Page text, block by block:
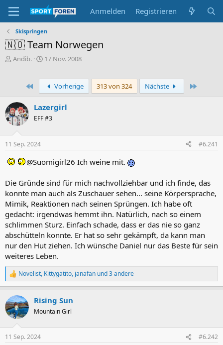
Anmelden Registrieren
Skispringen
🇳🇴 Team Norwegen
E
l
l
e
Andib.
E
e
l
t
17 Nov. 2008
Erste Vorherige 313 von 324 Nächste
Lazergirl
EFF #3
11 Sep. 2024 #6.241
@Suomigirl26 Ich weine mit.
Die Gründe sind für mich nachvollziehbar und ich finde, das
konnte man auch als Zuschauer sehen... seine Körpersprache,
Mimik, Reaktionen nach seinen Sprüngen. Ich habe oft
gedacht: irgendwas hemmt ihn. Natürlich, nach so einem
schlimmen Sturz. Einfach schade, dass er das nie so ganz
abschütteln konnte. Er hat so sehr gekämpft, da kann man
nur den Hut ziehen. Ich wünsche Daniel nur das Beste für sein
weiteres Leben.
R
e
k
t
i
e
Novelist, Kittygatito, janafan und 3 andere
Rising Sun
Mountain Girl
11 Sep. 2024 #6.242